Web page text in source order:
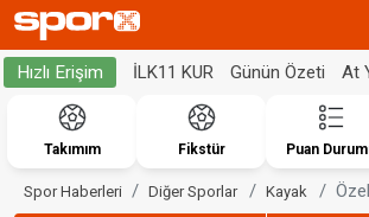
Hızlı Erişim İLK11 KUR Günün Özeti At
Takımım Fikstür Puan
Spor Haberleri Diğer Sporlar Kayak